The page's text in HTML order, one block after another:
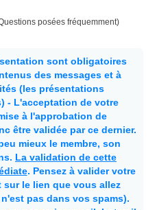
posées fréquemment)
sont obligatoires
des messages et à
(les présentations
- L'acceptation de votre
à l'approbation de
être validée par ce dernier.
mieux le membre, son
La validation de cette
. Pensez à valider votre
le lien que vous allez
pas dans vos spams).